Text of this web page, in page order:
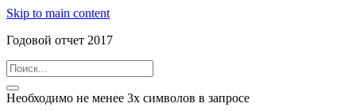
Skip to main content
Годовой отчет 2017
Необходимо не менее 3х символов в запросе